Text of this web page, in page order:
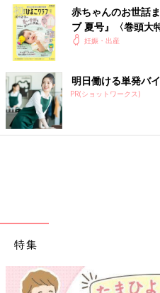
赤ちゃんのお世話
ブ 夏号』〈巻頭大
く！ おっぱい・ミ
妊娠・出産
明日働ける単発バ
PR(ショットワークス)
特集